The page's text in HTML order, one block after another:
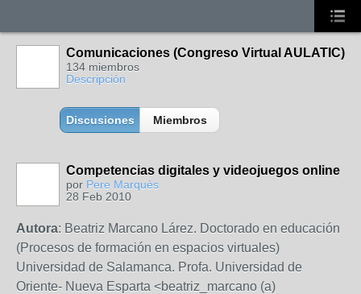
Comunicaciones (Congreso Virtual AULATIC)
134 miembros
Descripción
Discusiones Miembros
Competencias digitales y videojuegos online
por Pere Marquès
28 Feb 2010
Autora: Beatriz Marcano Lárez. Doctorado en educación
(Procesos de formación en espacios virtuales)
Universidad de Salamanca. Profa. Universidad de
Oriente- Nueva Esparta <beatriz_marcano (a)